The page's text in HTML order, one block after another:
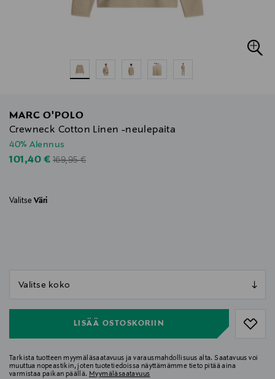
MARC O'POLO
Crewneck Cotton Linen -neulepaita
40% Alennus
Discounted Price
101,40 €Original Price
169,95 €
Valitse Väri
LISÄÄ OSTOSKORIIN
Tarkista tuotteen myymäläsaatavuus ja varausmahdollisuus alta. Saatavuus voi
muuttua nopeastikin, joten tuotetiedoissa näyttämämme tieto pitää aina
varmistaa paikan päällä. Myymäläsaatavuus